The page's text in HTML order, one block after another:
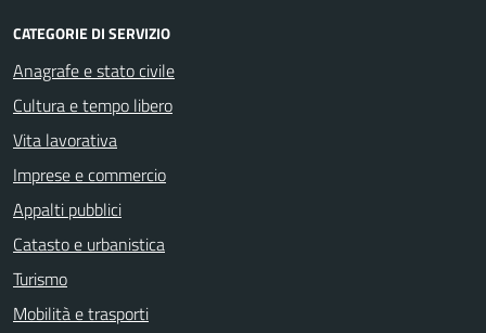
CATEGORIE DI SERVIZIO
Anagrafe e stato civile
Cultura e tempo libero
Vita lavorativa
Imprese e commercio
Appalti pubblici
Catasto e urbanistica
Turismo
Mobilità e trasporti